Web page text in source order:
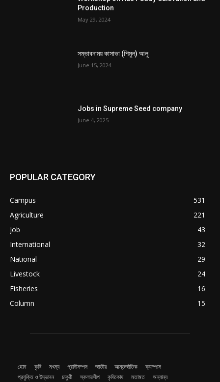
Production
May 29, 2024
সম্ভাবনাময় কাসাভা (শিমুল) আলু
June 15, 2024
Jobs in Supreme Seed company
June 4, 2025
POPULAR CATEGORY
Campus
531
Agriculture
221
Job
43
International
32
National
29
Livestock
24
Fisheries
16
Column
15
হোম কৃষি মৎস্য প্রানীসম্পদ জাতীয় আন্তর্জাতিক
ক্যাম্পাস
প্রযুক্তি ও উদ্ভাবন
চাকুরী স্কলারশীপ কৃষিকোষ মতামত অন্যান্য